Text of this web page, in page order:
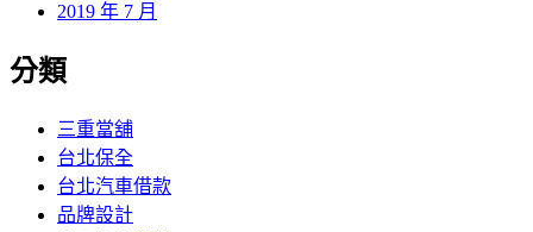
2019 年 7 月
分類
三重當舖
台北保全
台北汽車借款
品牌設計